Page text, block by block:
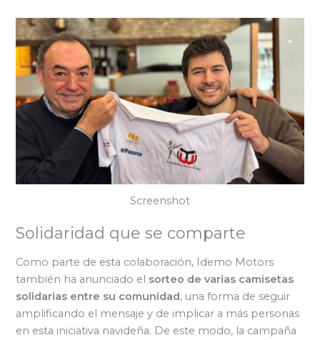
Screenshot
Solidaridad que se comparte
Como parte de esta colaboración, Idemo Motors
también ha anunciado el sorteo de varias camisetas
solidarias entre su comunidad, una forma de seguir
amplificando el mensaje y de implicar a más personas
en esta iniciativa navideña. De este modo, la campaña